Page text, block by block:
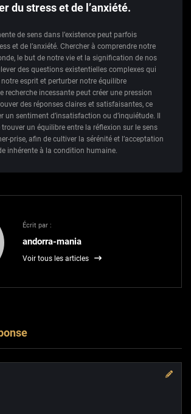
du stress et de l’anxiété.
de sens dans l’existence peut parfois
et de l’anxiété. Chercher à comprendre notre
le but de notre vie et la signification de nos
des questions existentielles complexes qui
esprit et perturber notre équilibre
recherche incessante peut créer une pression
des réponses claires et satisfaisantes, ce
un sentiment d’insatisfaction ou d’inquiétude. Il
un équilibre entre la réflexion sur le sens
prise, afin de cultiver la sérénité et l’acceptation
inhérente à la condition humaine.
Écrit par :
andorra-mania
Voir tous les articles